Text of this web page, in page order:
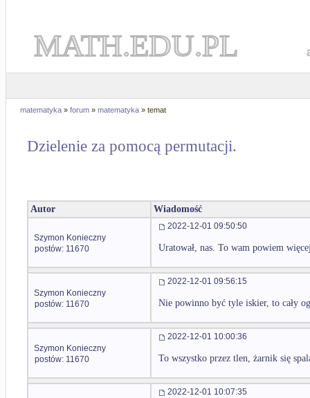
MATH.EDU.PL
matematyka » forum » matematyka » temat
Dzielenie za pomocą permutacji.
Autor Wiadomość
Szymon Konieczny
postów: 11670
2022-12-01 09:50:50
Uratował, nas. To wam powiem
Szymon Konieczny
postów: 11670
2022-12-01 09:56:15
Nie powinno być tyle iskier, to cały
Szymon Konieczny
postów: 11670
2022-12-01 10:00:36
To wszystko przez tlen, żarnik się
2022-12-01 10:07:35